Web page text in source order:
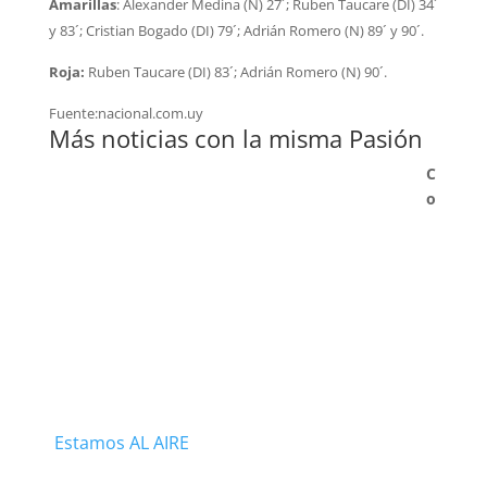
Amarillas: Alexander Medina (N) 27´; Ruben Taucare (DI) 34´
y 83´; Cristian Bogado (DI) 79´; Adrián Romero (N) 89´ y 90´.
Roja: Ruben Taucare (DI) 83´; Adrián Romero (N) 90´.
Fuente:nacional.com.uy
Más noticias con la misma Pasión
Estamos AL AIRE
C
o